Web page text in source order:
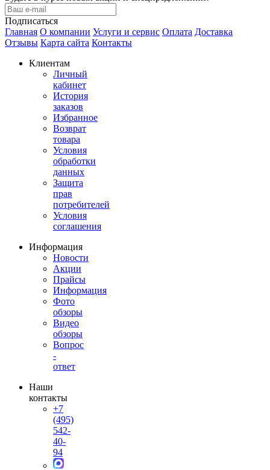
Подписаться
Главная О компании Услуги и сервис Оплата Доставка
Отзывы Карта сайта Контакты
Клиентам
Личный
кабинет
История
заказов
Избранное
Возврат
товара
Условия
обработки
данных
Защита
прав
потребителей
Условия
соглашения
Информация
Новости
Акции
Прайсы
Информация
Фото
обзоры
Видео
обзоры
Вопрос
-
ответ
Наши
контакты
+7
(495)
542-
40-
94